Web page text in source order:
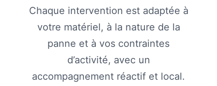
Chaque intervention est adaptée à
votre matériel, à la nature de la
panne et à vos contraintes
d’activité, avec un
accompagnement réactif et local.